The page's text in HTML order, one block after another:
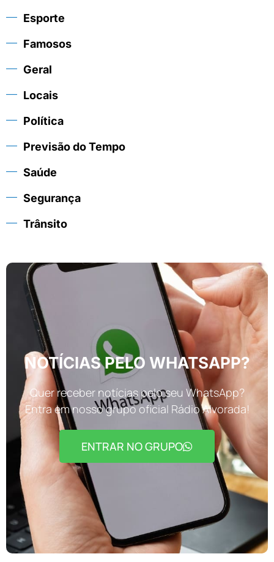
Esporte
Famosos
Geral
Locais
Política
Previsão do Tempo
Saúde
Segurança
Trânsito
NOTÍCIAS PELO WHATSAPP?
Quer receber notícias pelo seu WhatsApp?
Entra em nosso grupo oficial Rádio Alvorada!
ENTRAR NO GRUPO